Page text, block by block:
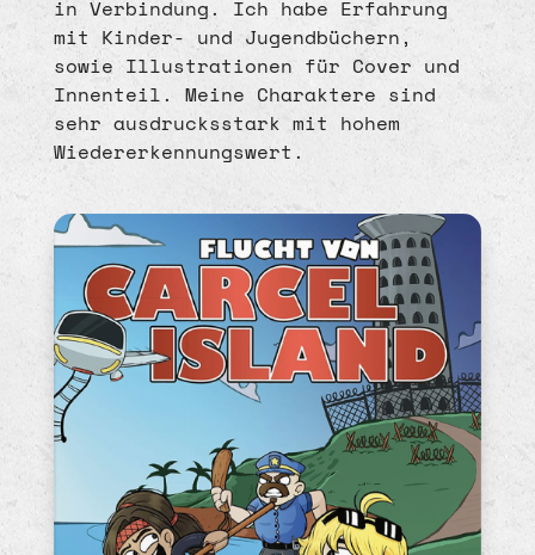
in Verbindung. Ich habe Erfahrung
mit Kinder- und Jugendbüchern,
sowie Illustrationen für Cover und
Innenteil. Meine Charaktere sind
sehr ausdrucksstark mit hohem
Wiedererkennungswert.